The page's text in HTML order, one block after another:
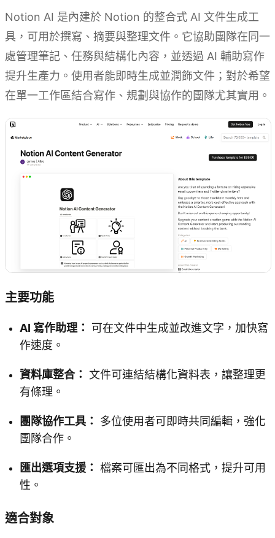
Notion AI 是內建於 Notion 的整合式 AI 文件生成工
具，可用於撰寫、摘要與整理文件。它協助團隊在同一
處管理筆記、任務與結構化內容，並透過 AI 輔助寫作
提升生產力。使用者能即時生成並潤飾文件；對於希望
在單一工作區結合寫作、規劃與協作的團隊尤其實用。
主要功能
AI 寫作助理：
可在文件中生成並改進文字，加快寫
作速度。
資料庫整合： 文件可連結結構化資料表，讓整理更
有條理。
團隊協作工具：
多位使用者可即時共同編輯，強化
團隊合作。
匯出選項支援： 檔案可匯出為不同格式，提升可用
性。
適合對象